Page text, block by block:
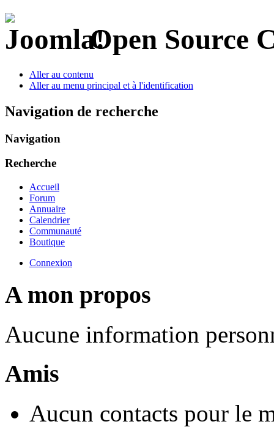
Open Source
Aller au contenu
Aller au menu principal et à l'identification
Navigation de recherche
Navigation
Recherche
Accueil
Forum
Annuaire
Calendrier
Communauté
Boutique
Connexion
A mon propos
Aucune information
Amis
Aucun contacts pour le